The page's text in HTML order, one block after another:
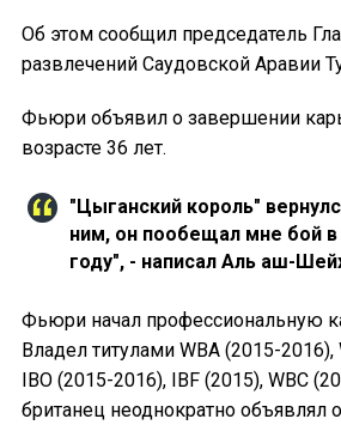
Об этом сообщил председатель
развлечений Саудовской Аравии
Фьюри объявил о завершении
возрасте 36 лет.
"Цыганский король"
ним, он пообещал мне бой
году", - написал Аль аш-
Фьюри начал профессиональную
Владел титулами WBA (2015-2016),
IBO (2015-2016), IBF (2015), WBC
британец неоднократно объявлял